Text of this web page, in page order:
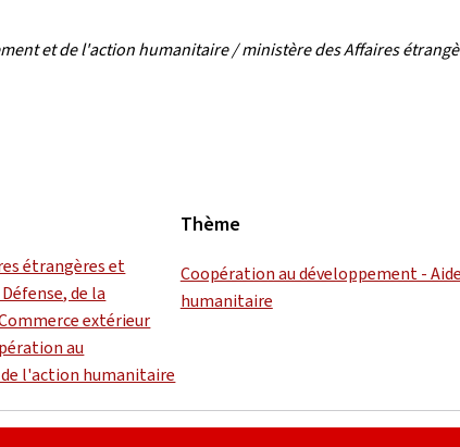
et de l'action humanitaire / ministère des Affaires
étrangères et
de la
extérieur
au
l'action humanitaire
Thème
Coopération au développement - Aide
humanitaire